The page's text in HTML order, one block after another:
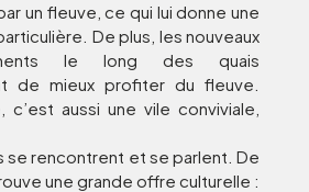
un fleuve, ce qui lui donne une
De plus, les nouveaux
le long des quais
de mieux profiter du fleuve.
c’est aussi une vile conviviale,
se rencontrent et se parlent. De
une grande offre culturelle :